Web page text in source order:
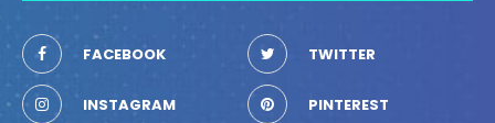
FACEBOOK TWITTER
INSTAGRAM PINTEREST